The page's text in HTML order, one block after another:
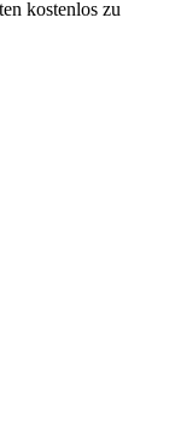
kostenlos zu